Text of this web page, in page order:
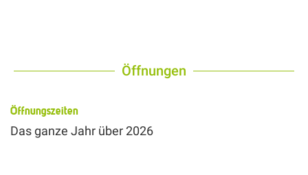
Öffnungen
Öffnungszeiten
Das ganze Jahr über 2026